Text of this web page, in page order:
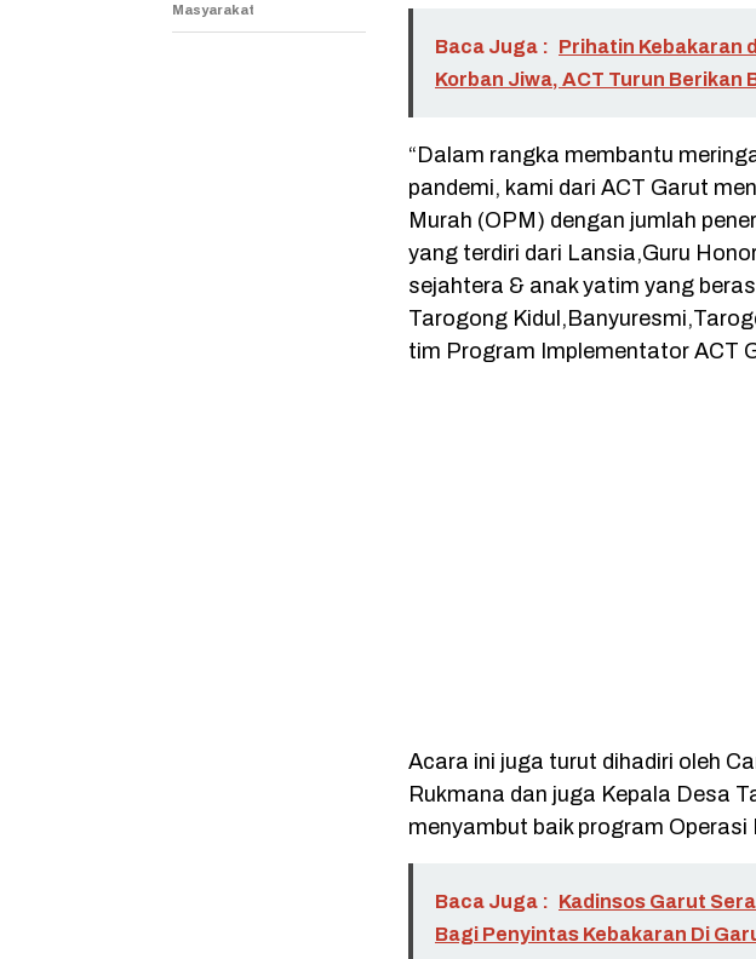
Baca Juga : Prihatin Kebakaran
Korban Jiwa, ACT Turun Berikan
“Dalam rangka membantu
pandemi, kami dari ACT Garut
Murah (OPM) dengan jumlah
yang terdiri dari Lansia,Guru
sejahtera & anak yatim yang
Tarogong
tim Program Implementator ACT
Acara ini juga turut dihadiri oleh
Rukmana dan juga Kepala Desa
menyambut baik program Operasi
Baca Juga : Kadinsos Garut
Bagi Penyintas Kebakaran Di
Masyarakat